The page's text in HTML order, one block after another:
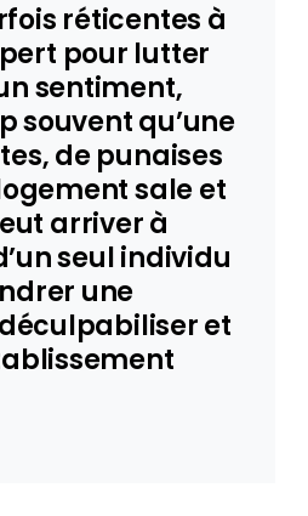
réticentes à
pour lutter
sentiment,
souvent qu’une
de punaises
sale et
arriver à
seul individu
une
et